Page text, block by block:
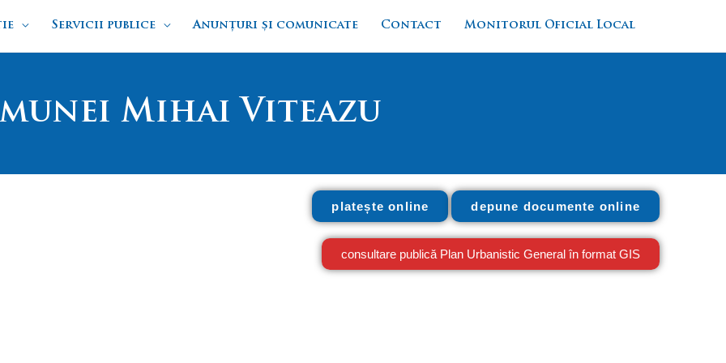
Servicii publice Anunțuri și comunicate Contact Monitorul Oficial Local
Mihai Viteazu
platește online depune documente online
consultare publică Plan Urbanistic General în format GIS